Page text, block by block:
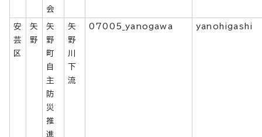
会
安
芸
区
矢
野
矢
野
町
自
主
防
災
推
進
矢
野
川
下
流
07005_yanogawa yanohigashi